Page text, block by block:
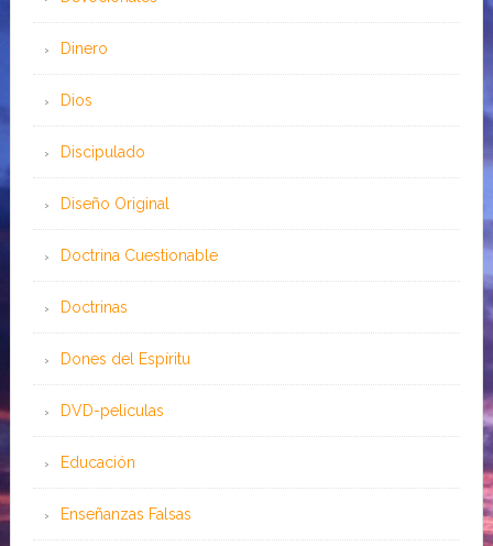
Dinero
Dios
Discipulado
Diseño Original
Doctrina Cuestionable
Doctrinas
Dones del Espíritu
DVD-peliculas
Educación
Enseñanzas Falsas